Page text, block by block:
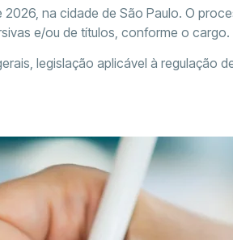
na cidade de São Paulo. O
e/ou de títulos, conforme o cargo.
legislação aplicável à regulação